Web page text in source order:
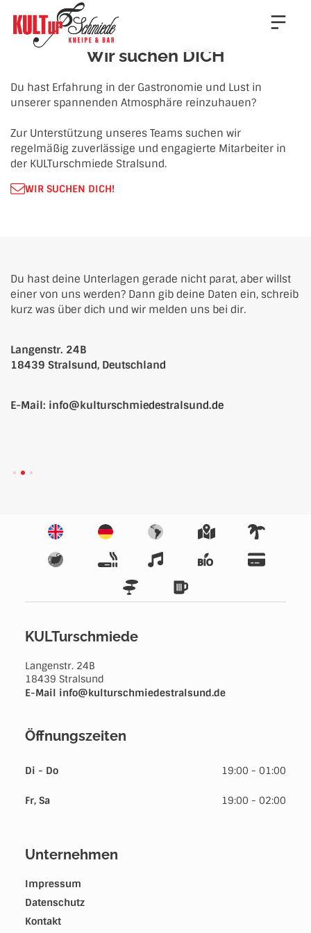
Wir suchen DICH
Du hast Erfahrung in der Gastronomie und Lust in
unserer spannenden Atmosphäre reinzuhauen?
Zur Unterstützung unseres Teams suchen wir
regelmäßig zuverlässige und engagierte Mitarbeiter in
der KULTurschmiede Stralsund.
WIR SUCHEN DICH!
Du hast deine Unterlagen gerade nicht parat, aber willst
einer von uns werden? Dann gib deine Daten ein, schreib
kurz was über dich und wir melden uns bei dir.
Langenstr. 24B
18439 Stralsund, Deutschland
E-Mail: info@kulturschmiedestralsund.de
KULTurschmiede
Langenstr. 24B
18439 Stralsund
E-Mail info@kulturschmiedestralsund.de
Öffnungszeiten
Di - Do 19:00 - 01:00
Fr, Sa 19:00 - 02:00
Unternehmen
Impressum
Datenschutz
Kontakt